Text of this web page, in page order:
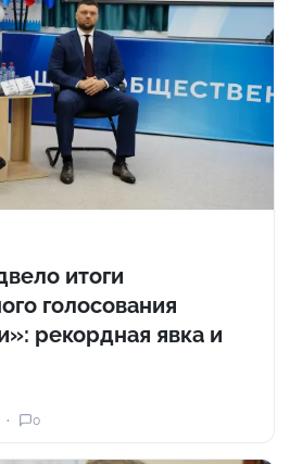
итоги
голосования
рекордная явка и
0